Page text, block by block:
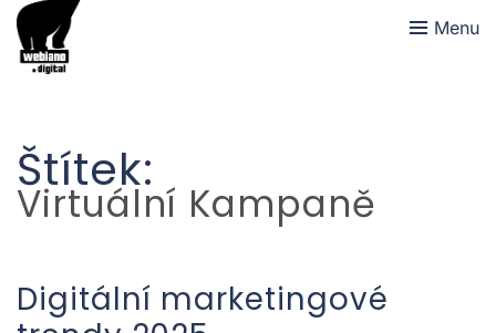
Menu
Štítek:
Virtuální Kampaně
Digitální marketingové